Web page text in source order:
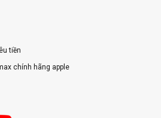
tiền
chính hãng apple